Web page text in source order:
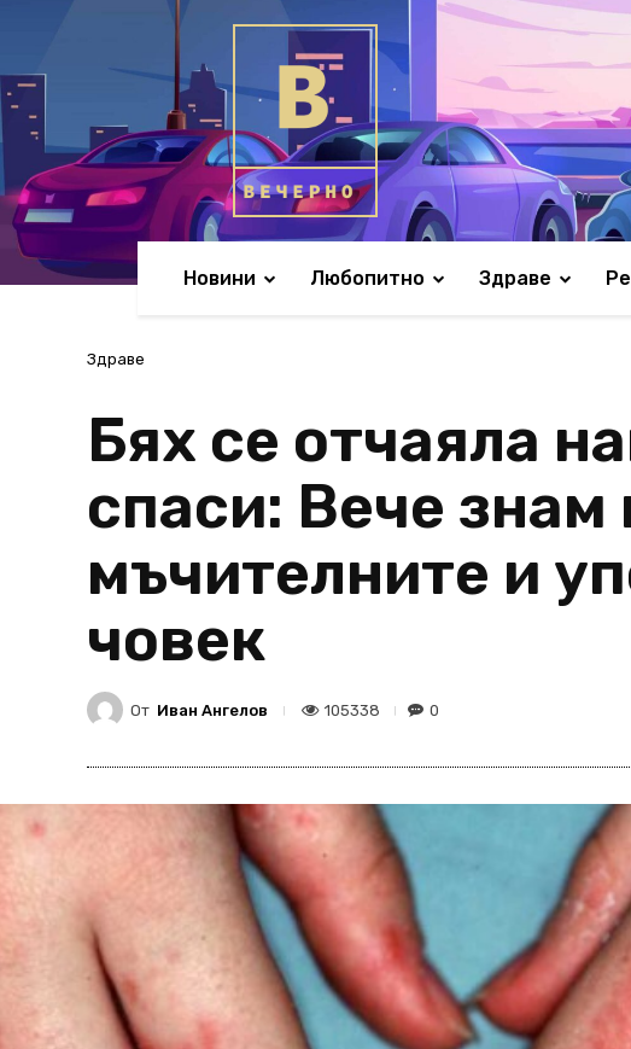
Новини Любопитно Здраве
Здраве
Бях се отчаяла
спаси: Вече знам
мъчителните и
човек
От Иван Ангелов 105338 0